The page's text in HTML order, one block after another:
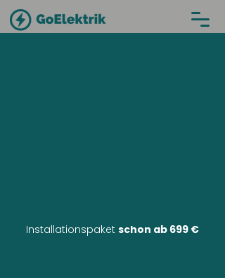
Installationspaket schon ab 699 €